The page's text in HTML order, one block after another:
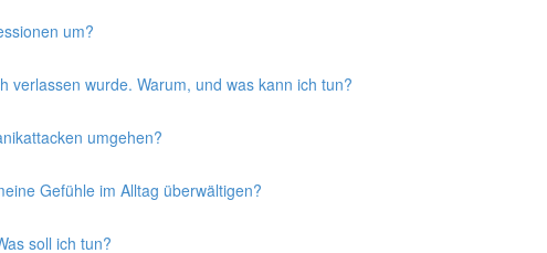
um?
verlassen wurde. Warum, und was kann ich tun?
umgehen?
Gefühle im Alltag überwältigen?
soll ich tun?